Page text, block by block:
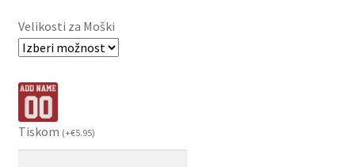
Velikosti za Moški
Tiskom (+€5.95)